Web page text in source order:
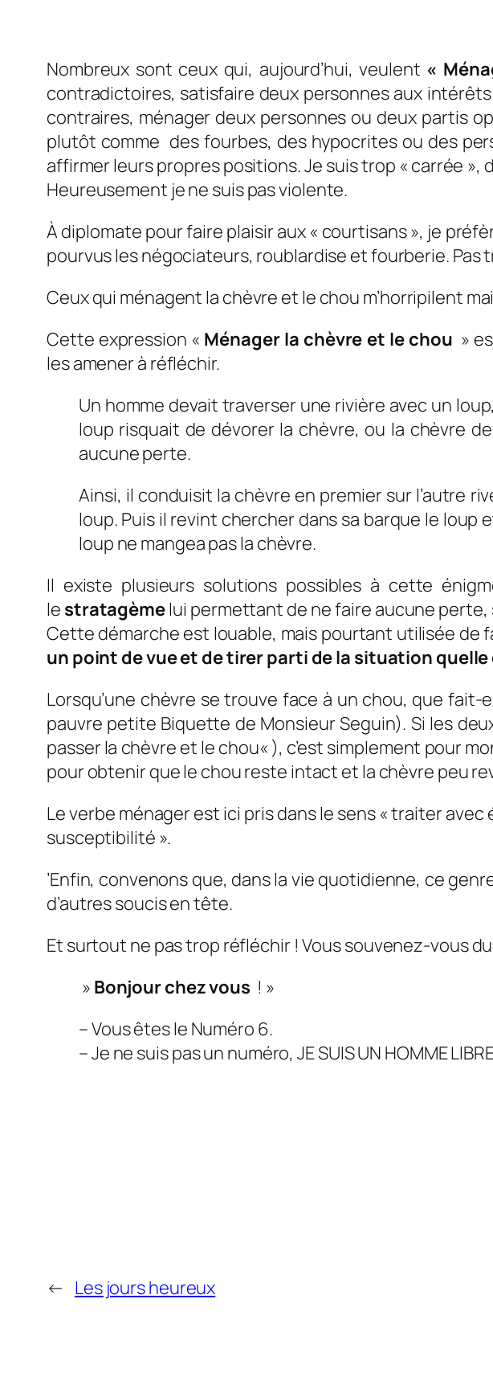
Nombreux sont ceux qui, aujourd’hui, veulent «
contradictoires, satisfaire deux personnes aux
contraires, ménager deux personnes ou deux partis
plutôt comme des fourbes, des hypocrites ou des
affirmer leurs propres positions. Je suis trop « carrée
Heureusement je ne suis pas violente.
À diplomate pour faire plaisir aux « courtisans », je
pourvus les négociateurs, roublardise et fourberie. Pas
Ceux qui ménagent la chèvre et le chou m’horripilent
Cette expression « Ménager la chèvre et le chou »
les amener à réfléchir.
Un homme devait traverser une rivière avec un
loup risquait de dévorer la chèvre, ou la chèvre
aucune perte.
Ainsi, il conduisit la chèvre en premier sur l’autre
loup. Puis il revint chercher dans sa barque le
loup ne mangea pas la chèvre.
Il existe plusieurs solutions possibles à cette
le stratagèmelui permettant de ne faire aucune
Cette démarche est louable, mais pourtant utilisée de
un point de vue et de tirer parti de la situation quelle
Lorsqu’une chèvre se trouve face à un chou, que
pauvre petite Biquette de Monsieur Seguin). Si les
passer la chèvre et le chou« ), c’est simplement pour
pour obtenir que le chou reste intact et la chèvre peu
Le verbe ménager est ici pris dans le sens « traiter avec
susceptibilité ».
’Enfin, convenons que, dans la vie quotidienne, ce
d’autres soucis en tête.
Et surtout ne pas trop réfléchir ! Vous souvenez-vous
» Bonjour chez vous ! »
– Vous êtes le Numéro 6.
– Je ne suis pas un numéro, JE SUIS UN HOMME
← Les jours heureux